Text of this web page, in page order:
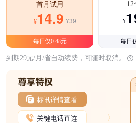
首月试用
¥14.9 ¥39
每日仅0.48元
12
¥
每日
到期29元/月/省自动续费，可随时取消。
标讯详情查看
关键电话直连